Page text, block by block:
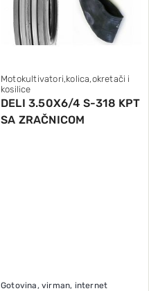
Motokultivatori,kolica,okretači i
kosilice
DELI 3.50X6/4 S-318 KPT
SA ZRAČNICOM
Gotovina, virman, internet